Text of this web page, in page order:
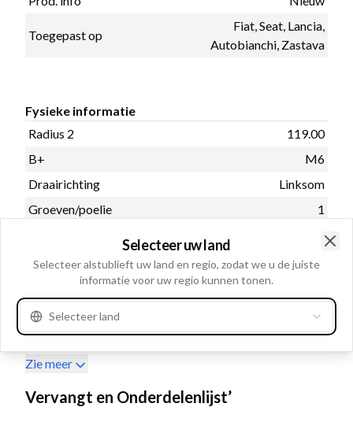
Toegepast op
Fiat, Seat, Lancia,
Autobianchi, Zastava
Fysieke informatie
Radius 2
119.00
B+
M6
Draairichting
Linksom
Groeven/poelie
1
Gat Span-oor 1
10.50x25.70
Diameter poelie
Poelie
V-Groef
Zie meer
Vervangt en Onderdelenlijst’
Selecteer uw land
Selecteer alstublieft uw land en regio, zodat we u de juiste
informatie voor uw regio kunnen tonen.
Selecteer land